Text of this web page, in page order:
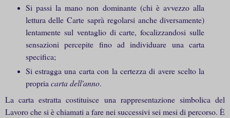
Si passi la mano non dominante (chi è avvezzo alla
lettura delle Carte saprà regolarsi anche diversamente)
lentamente sul ventaglio di carte, focalizzandosi sulle
sensazioni percepite fino ad individuare una carta
specifica;
Si estragga una carta con la certezza di avere scelto la
propriacarta dell'anno.
La carta estratta costituisce una rappresentazione simbolica del
Lavoro che si è chiamati a fare nei successivi sei mesi di percorso. È